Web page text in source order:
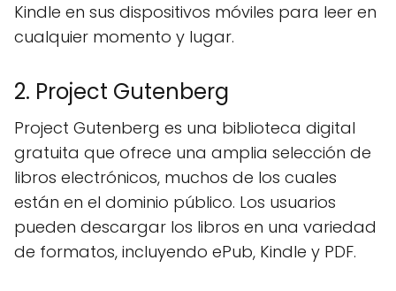
Kindle en sus dispositivos móviles para leer en
cualquier momento y lugar.
2. Project Gutenberg
Project Gutenberg es una biblioteca digital
gratuita que ofrece una amplia selección de
libros electrónicos, muchos de los cuales
están en el dominio público. Los usuarios
pueden descargar los libros en una variedad
de formatos, incluyendo ePub, Kindle y PDF.